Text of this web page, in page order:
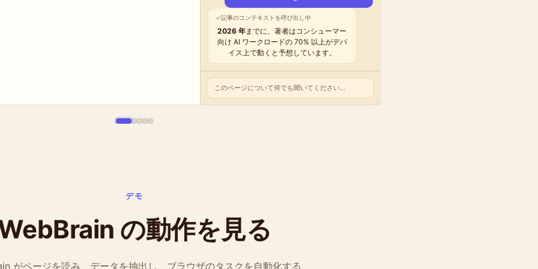
このページについて何でも聞いてください...
このページについて何でも聞いてください...
このページについて何でも聞いてください...
このページについて何でも聞いてください...
このページについて何でも聞いてください...
デモ
の動作を見る
がページを読み、データを抽出し、ブラウザのタスクを自動化する